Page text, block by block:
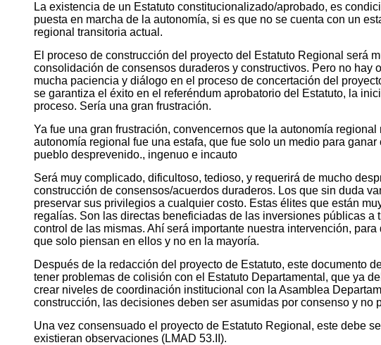
La existencia de un Estatuto constitucionalizado/aprobado, es
puesta en marcha de la autonomía, si es que no se cuenta con un
regional transitoria actual.
El proceso de construcción del proyecto del Estatuto Regional será
consolidación de consensos duraderos y constructivos. Pero no
mucha paciencia y diálogo en el proceso de concertación del
se garantiza el éxito en el referéndum aprobatorio del Estatuto, la
proceso. Sería una gran frustración.
Ya fue una gran frustración, convencernos que la autonomía
autonomía regional fue una estafa, que fue solo un medio para
pueblo desprevenido., ingenuo e incauto
Será muy complicado, dificultoso, tedioso, y requerirá de mucho
construcción de consensos/acuerdos duraderos. Los que sin duda
preservar sus privilegios a cualquier costo. Estas élites que están
regalías. Son las directas beneficiadas de las inversiones públicas a
control de las mismas. Ahí será importante nuestra intervención,
que solo piensan en ellos y no en la mayoría.
Después de la redacción del proyecto de Estatuto, este documento
tener problemas de colisión con el Estatuto Departamental, que ya
crear niveles de coordinación institucional con la Asamblea
construcción, las decisiones deben ser asumidas por consenso y
Una vez consensuado el proyecto de Estatuto Regional, este debe
existieran observaciones (LMAD 53.II).